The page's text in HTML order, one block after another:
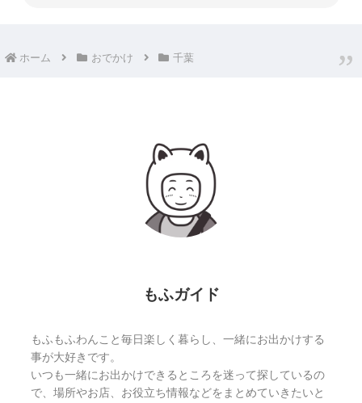
ホーム おでかけ 千葉
もふガイド
もふもふわんこと毎日楽しく暮らし、一緒にお出かけする
事が大好きです。
いつも一緒にお出かけできるところを迷って探しているの
で、場所やお店、お役立ち情報などをまとめていきたいと